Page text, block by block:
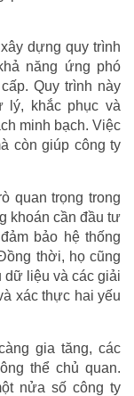
dựng quy trình
năng ứng phó
Quy trình này
lý, khắc phục và
minh bạch. Việc
còn giúp công ty
quan trọng trong
khoán cần đầu tư
bảo hệ thống
thời, họ cũng
dữ liệu và các giải
xác thực hai yếu
gia tăng, các
thể chủ quan.
nửa số công ty